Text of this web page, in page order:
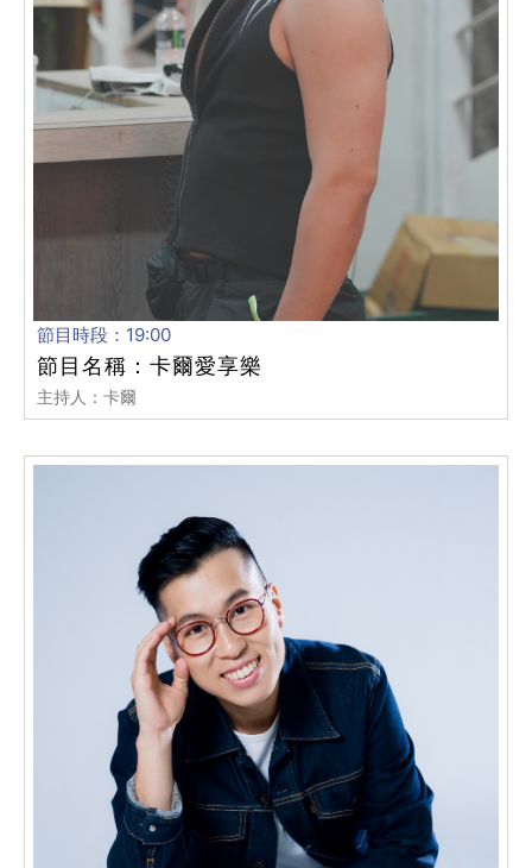
節目時段：19:00
節目名稱：卡爾愛享樂
主持人：卡爾